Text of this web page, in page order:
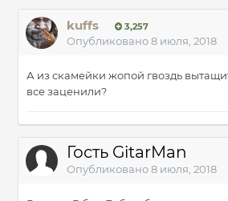
kuffs 3,257
Опубликовано8 июля, 2018
А из скамейки жопой гвоздь
все заценили?
Гость GitarMan
Опубликовано8 июля, 2018